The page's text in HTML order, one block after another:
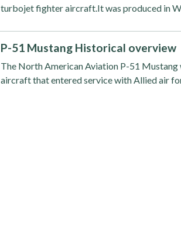
turbojet fighter aircraft.It was produced in
P-51 Mustang Historical overview
The North American Aviation P-51
aircraft that entered service with Allied air